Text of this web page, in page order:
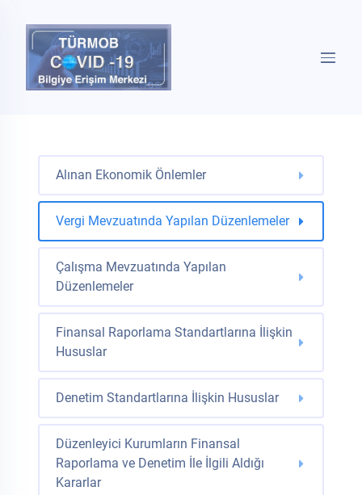
Alınan Ekonomik Önlemler
Vergi Mevzuatında Yapılan Düzenlemeler
Çalışma Mevzuatında Yapılan
Düzenlemeler
Finansal Raporlama Standartlarına İlişkin
Hususlar
Denetim Standartlarına İlişkin Hususlar
Düzenleyici Kurumların Finansal
Raporlama ve Denetim İle İlgili Aldığı
Kararlar